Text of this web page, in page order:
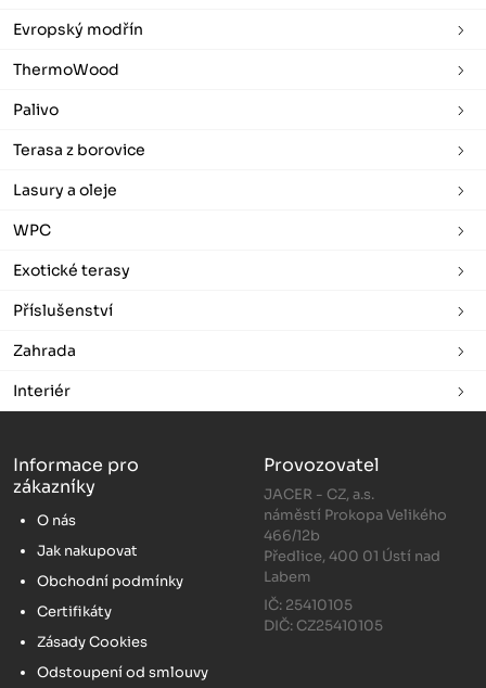
Evropský modřín
ThermoWood
Palivo
Terasa z borovice
Lasury a oleje
WPC
Exotické terasy
Příslušenství
Zahrada
Interiér
Informace pro
zákazníky
O nás
Jak nakupovat
Obchodní podmínky
Certifikáty
Zásady Cookies
Odstoupení od smlouvy
Provozovatel
JACER - CZ, a.s.
náměstí Prokopa Velikého
466/12b
Předlice, 400 01 Ústí nad
Labem
IČ: 25410105
DIČ: CZ25410105